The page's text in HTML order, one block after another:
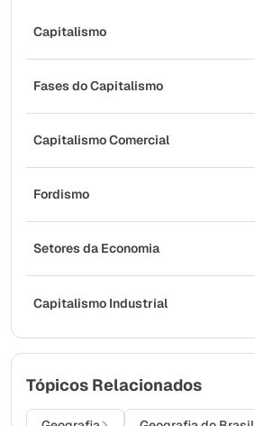
Capitalismo
Fases do Capitalismo
Capitalismo Comercial
Fordismo
Setores da Economia
Capitalismo Industrial
Tópicos Relacionados